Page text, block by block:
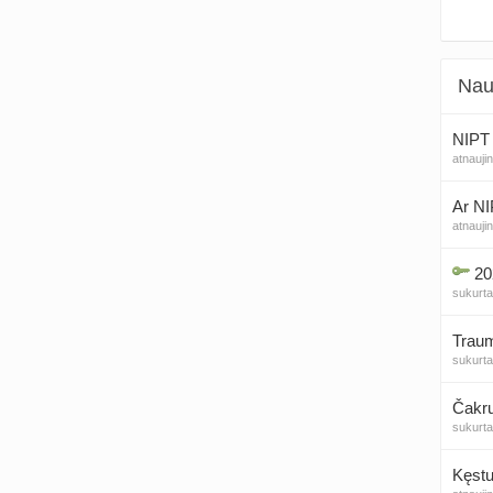
Ar
sukurta
sukurta
sukurta